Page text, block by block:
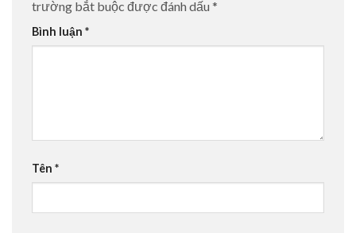
trường bắt buộc được đánh dấu *
Bình luận *
Tên *